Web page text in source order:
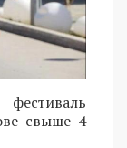
свыше 4